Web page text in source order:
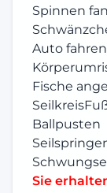
Spinnen
Auto fahren
Fische
Ballpusten
Sie